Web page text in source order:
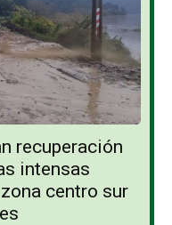
recuperación
intensas
centro sur